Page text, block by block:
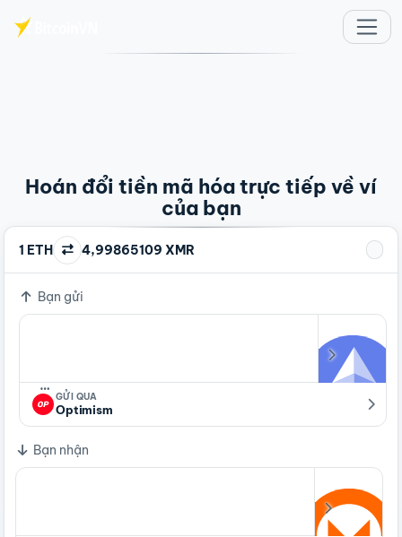
Hoán đổi tiền mã hóa trực tiếp về ví
của bạn
1 ETH 4,99865109 XMR
Bạn gửi
…
GỬI QUA
Optimism
Bạn nhận